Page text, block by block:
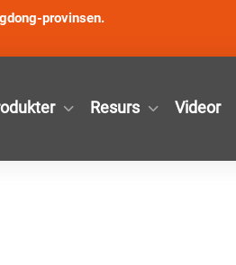
provinsen.
Resurs Videor